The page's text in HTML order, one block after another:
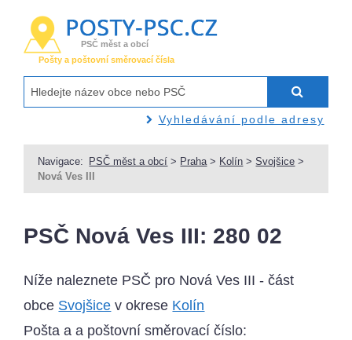
PSČ měst a obcí
Pošty a poštovní směrovací čísla
Vyhledávání podle adresy
Navigace: PSČ měst a obcí > Praha > Kolín >Svojšice >
Nová Ves III
PSČ Nová Ves III: 280 02
Níže naleznete PSČ pro Nová Ves III - část
obce Svojšice v okrese Kolín
Pošta a a poštovní směrovací číslo: